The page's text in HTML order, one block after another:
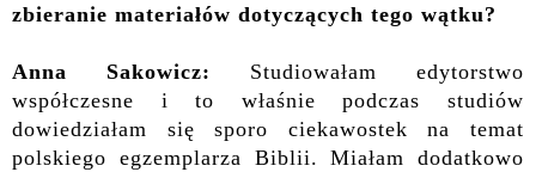
zbieranie materiałów dotyczących tego wątku?
Anna Sakowicz: Studiowałam edytorstwo
współczesne i to właśnie podczas studiów
dowiedziałam się sporo ciekawostek na temat
polskiego egzemplarza Biblii. Miałam dodatkowo